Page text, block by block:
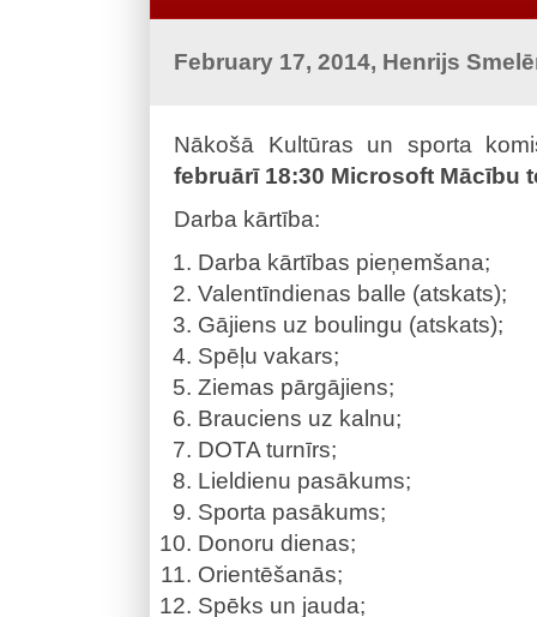
February 17, 2014, Henrijs
Nākošā Kultūras un sporta
februārī 18:30 Microsoft Mācību
Darba kārtība:
Darba kārtības pieņemšana;
Valentīndienas balle (atskats);
Gājiens uz boulingu (atskats);
Spēļu vakars;
Ziemas pārgājiens;
Brauciens uz kalnu;
DOTA turnīrs;
Lieldienu pasākums;
Sporta pasākums;
Donoru dienas;
Orientēšanās;
Spēks un jauda;